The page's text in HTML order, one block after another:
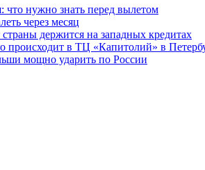
нужно знать перед вылетом
через месяц
держится на западных кредитах
происходит в ТЦ «Капитолий» в
мощно ударить по России